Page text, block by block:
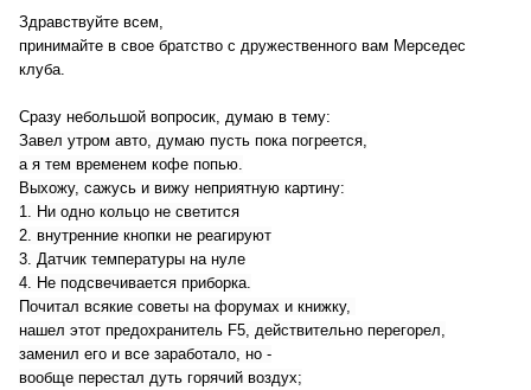
Здравствуйте всем,
принимайте в свое братство с дружественного вам Мерседес
клуба.
Сразу небольшой вопросик, думаю в тему:
Завел утром авто, думаю пусть пока погреется,
а я тем временем кофе попью.
Выхожу, сажусь и вижу неприятную картину:
1. Ни одно кольцо не светится
2. внутренние кнопки не реагируют
3. Датчик температуры на нуле
4. Не подсвечивается приборка.
Почитал всякие советы на форумах и книжку,
нашел этот предохранитель F5, действительно перегорел,
заменил его и все заработало, но -
вообще перестал дуть горячий воздух;